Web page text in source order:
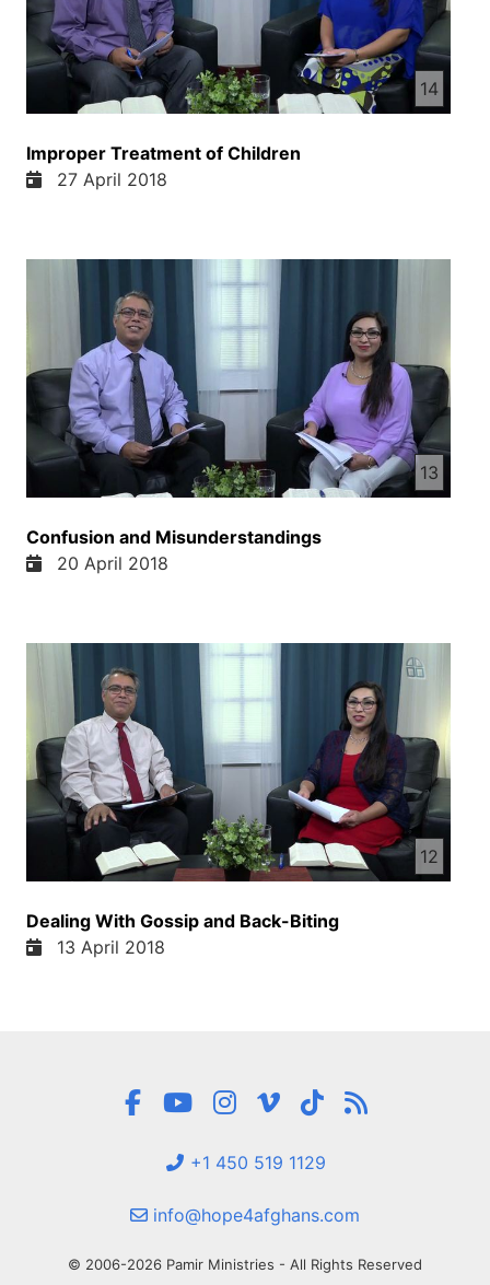
14
Improper Treatment of Children
27 April 2018
13
Confusion and Misunderstandings
20 April 2018
12
Dealing With Gossip and Back-Biting
13 April 2018
+1 450 519 1129
info@hope4afghans.com
© 2006-2026 Pamir Ministries - All Rights Reserved